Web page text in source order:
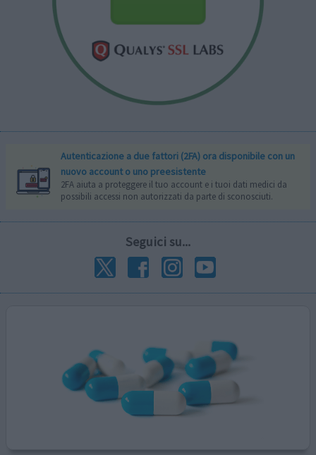
Autenticazione a due fattori (2FA) ora disponibile con un
nuovo account o uno preesistente
2FA aiuta a proteggere il tuo account e i tuoi dati medici da
possibili accessi non autorizzati da parte di sconosciuti.
Seguici su...